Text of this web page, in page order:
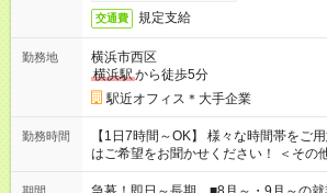
交通費 規定支給
勤務地
横浜市西区
横浜駅から徒歩5分
駅近オフィス＊大手企業
勤務時間
【1日7時間～OK】 様々な時間帯をご
はご希望をお聞かせください！ ＜その他シフト例＞ 9：00～
17：00 11：00～20：00 などなど！そ